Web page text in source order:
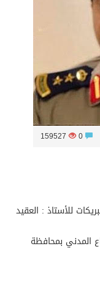
لشهر رمضان
159527
للأستاذ : العقيد
المدني بمحافظة